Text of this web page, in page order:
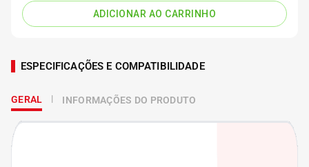
ADICIONAR AO CARRINHO
ESPECIFICAÇÕES E COMPATIBILIDADE
GERAL INFORMAÇÕES DO PRODUTO